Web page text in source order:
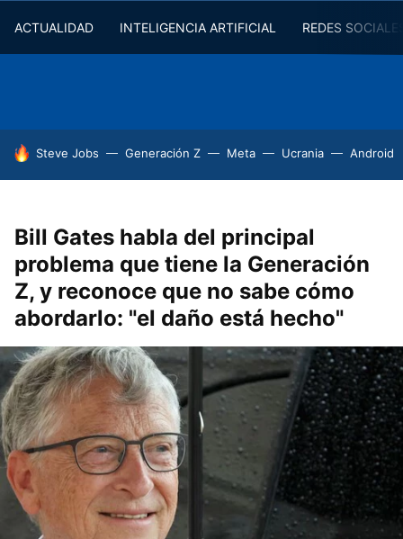
ACTUALIDAD INTELIGENCIA ARTIFICIAL REDES
HOY SE HABLA DE
Steve Jobs Generación Z Meta Ucrania Android
Bill Gates habla del principal
problema que tiene la Generación
Z, y reconoce que no sabe cómo
abordarlo: "el daño está hecho"